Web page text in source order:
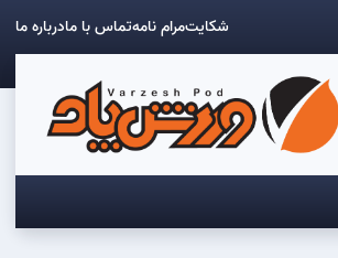
درباره ماتماس با مامرام نامهشکایت